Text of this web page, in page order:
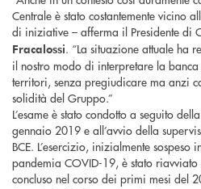
Centrale è stato costantemente vicino
di iniziative – afferma il Presidente di
Fracalossi. “La situazione attuale ha
il nostro modo di interpretare la
territori, senza pregiudicare ma anzi
solidità del Gruppo.”
L’esame è stato condotto a seguito
gennaio 2019 e all’avvio della
BCE. L’esercizio, inizialmente
pandemia COVID-19, è stato
concluso nel corso dei primi mesi del